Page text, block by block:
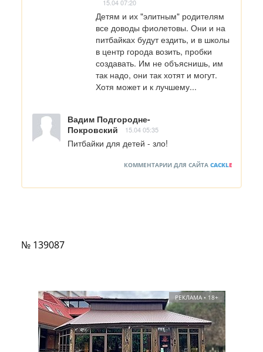
15.04 07:20
Детям и их "элитным" родителям
все доводы фиолетовы. Они и на
питбайках будут ездить, и в школы
в центр города возить, пробки
создавать. Им не объяснишь, им
так надо, они так хотят и могут.
Хотя может и к лучшему...
Вадим Подгородне-
Покровский
15.04 05:35
Питбайки для детей - зло!
КОММЕНТАРИИ ДЛЯ САЙТА CACKLE
№ 139087
РЕКЛАМА • 18+